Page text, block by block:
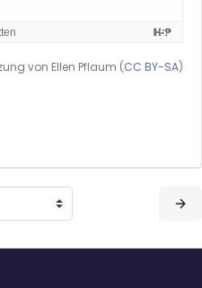
von Ellen Pflaum (CC BY-SA)